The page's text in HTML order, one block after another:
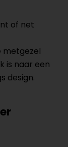
of net
metgezel
is naar een
design.